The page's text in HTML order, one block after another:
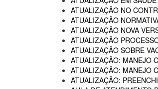
ATUALIZAÇÃO NO
ATUALIZAÇÃO
ATUALIZAÇÃO NOVA
ATUALIZAÇÃO
ATUALIZAÇÃO SOBRE
ATUALIZAÇÃO: MANEJO
ATUALIZAÇÃO: MANEJO
ATUALIZAÇÃO: